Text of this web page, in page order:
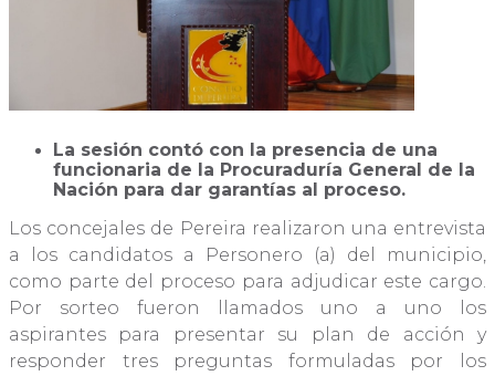
La sesión contó con la presencia de una
funcionaria de la Procuraduría General de la
Nación para dar garantías al proceso.
Los concejales de Pereira realizaron una entrevista
a los candidatos a Personero (a) del municipio,
como parte del proceso para adjudicar este cargo.
Por sorteo fueron llamados uno a uno los
aspirantes para presentar su plan de acción y
responder tres preguntas formuladas por los